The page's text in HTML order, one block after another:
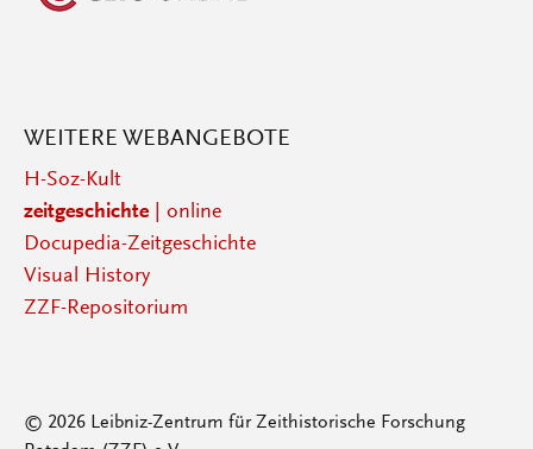
WEITERE WEBANGEBOTE
H-Soz-Kult
zeitgeschichte| online
Docupedia-Zeitgeschichte
Visual History
ZZF-Repositorium
© 2026 Leibniz-Zentrum für Zeithistorische Forschung